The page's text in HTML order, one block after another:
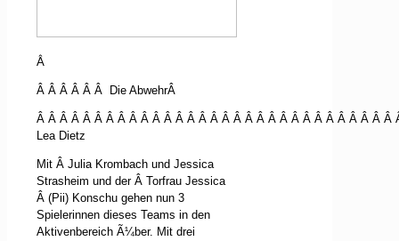
Â
Â Â Â Â Â Â Die AbwehrÂ
Â Â Â Â Â Â Â Â Â Â Â Â Â Â Â Â Â Â Â Â Â Â Â Â Â Â Â Â Â Â
Lea Dietz
Mit Â Julia Krombach und Jessica
Strasheim und der Â Torfrau Jessica
Â (Pii) Konschu gehen nun 3
Spielerinnen dieses Teams in den
Aktivenbereich Ã¼ber. Mit drei